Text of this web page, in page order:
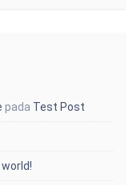
pada Test Post
world!